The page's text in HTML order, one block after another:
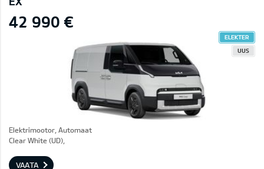
42 990 €
ELEKTER
UUS
Elektrimootor, Automaat
Clear White (UD),
VAATA